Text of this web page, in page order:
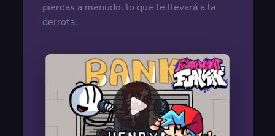
pierdas a menudo, lo que te llevará a la
derrota.